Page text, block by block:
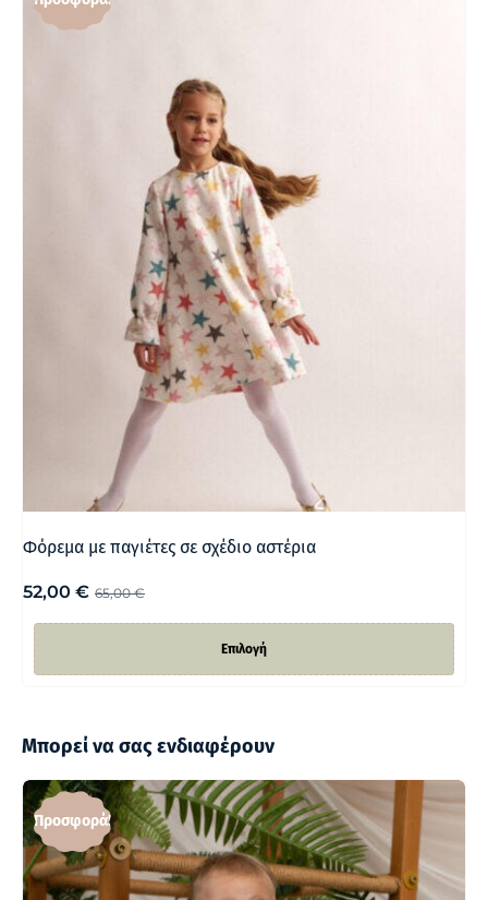
Φόρεμα με παγιέτες σε σχέδιο αστέρια
65,00€
52,00 €
Επιλογή
Μπορεί να σας ενδιαφέρουν
Προσφορά!